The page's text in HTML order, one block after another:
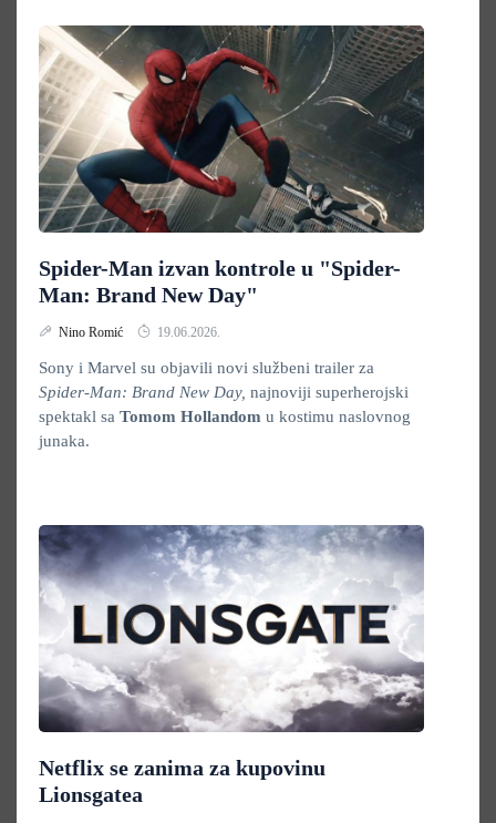
Spider-Man izvan kontrole u "Spider-
Man: Brand New Day"
Nino Romić 19.06.2026.
Sony i Marvel su objavili novi službeni trailer za
Spider-Man: Brand New Day, najnoviji superherojski
spektakl sa Tomom Hollandom u kostimu naslovnog
junaka.
Netflix se zanima za kupovinu
Lionsgatea